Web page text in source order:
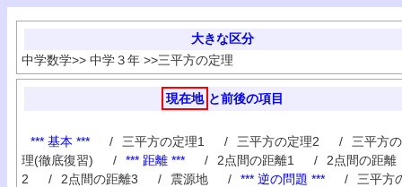
大きな区分
中学数学>> 中学３年 >>三平方の定理
現在地 と前後の項目
*** 基本 *** / 三平方の定理1 / 三平方の定理2 /
三平方
理(徹底復習)
/ *** 距離 *** / 2点間の距離1 /
2点間の距離
2
/ 2点間の距離3 / 震源地 / *** 逆の問題 *** /
三平方